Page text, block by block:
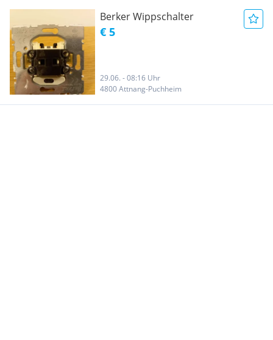
Berker Wippschalter
€ 5
29.06. - 08:16 Uhr
4800 Attnang-Puchheim